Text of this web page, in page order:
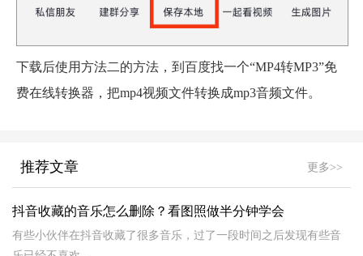
下载后使用方法二的方法，到百度找一个“MP4转MP3”免
费在线转换器，把mp4视频文件转换成mp3音频文件。
推荐文章 更多>>
抖音收藏的音乐怎么删除？看图照做半分钟学会
有些小伙伴在抖音收藏了很多音乐，过了一段时间之后发现有些音